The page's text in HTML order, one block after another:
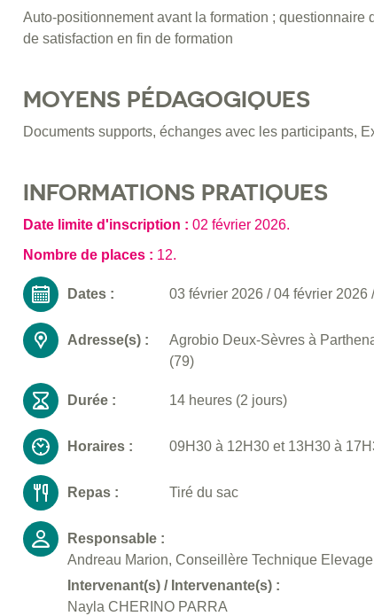
Auto-positionnement avant la formation ; questionnaire
de satisfaction en fin de formation
MOYENS PÉDAGOGIQUES
Documents supports, échanges avec les participants,
INFORMATIONS PRATIQUES
Date limite d'inscription : 02 février 2026.
Nombre de places : 12.
Dates : 03 février 2026 /04 février 2026
Adresse(s) :
Agrobio Deux-Sèvres à
(79)
Durée : 14 heures (2 jours)
Horaires : 09H30 à 12H30 et 13H30 à
Repas : Tiré du sac
Responsable :
Andreau Marion, Conseillère Technique
Intervenant(s) / Intervenante(s) :
Nayla CHERINO PARRA